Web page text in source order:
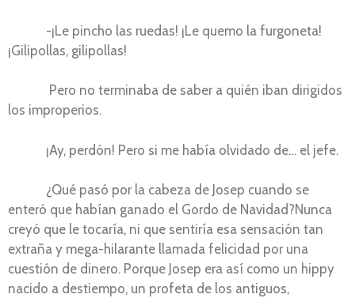
-¡Le pincho las ruedas! ¡Le quemo la furgoneta!
¡Gilipollas, gilipollas!
Pero no terminaba de saber a quién iban dirigidos
los improperios.
¡Ay, perdón! Pero si me había olvidado de… el jefe.
¿Qué pasó por la cabeza de Josep cuando se
enteró que habían ganado el Gordo de Navidad?Nunca
creyó que le tocaría, ni que sentiría esa sensación tan
extraña y mega-hilarante llamada felicidad por una
cuestión de dinero. Porque Josep era así como un hippy
nacido a destiempo, un profeta de los antiguos,